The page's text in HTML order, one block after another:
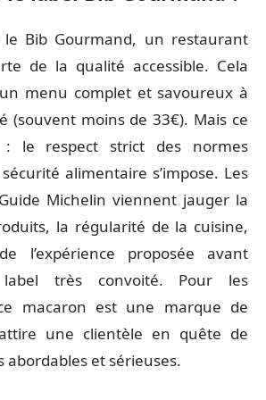
le Bib Gourmand, un restaurant
de la qualité accessible. Cela
menu complet et savoureux à
(souvent moins de 33€). Mais ce
: le respect strict des normes
alimentaire s’impose. Les
Michelin viennent jauger la
la régularité de la cuisine,
l’expérience proposée avant
label très convoité. Pour les
macaron est une marque de
une clientèle en quête de
abordables et sérieuses.